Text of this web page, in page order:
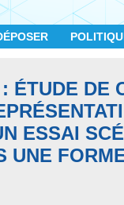
ÉTUDE DE
ESSAI
UNE